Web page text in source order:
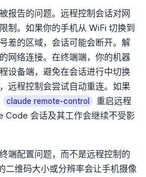
报告的问题。远程控制会话对网
制。如果你的手机从 WiFi 切换到
差的区域，会话可能会断开。解
网络连接。在终端端，你的机器
设备端，避免在会话进行中切换
远程控制会尝试自动重连。如果
claude remote-control
重启远程
Code 会话及其工作会继续不受影
端配置问题，而不是远程控制的
二维码大小或分辨率会让手机摄像